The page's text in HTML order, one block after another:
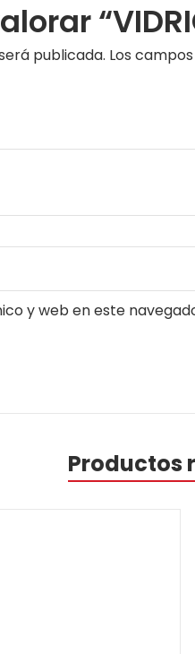
publicada. Los
y web en este
Productos